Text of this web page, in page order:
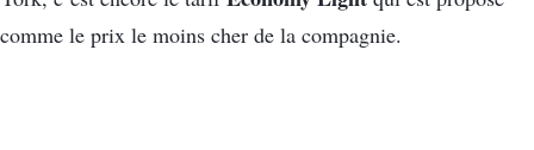
comme le prix le moins cher de la compagnie.